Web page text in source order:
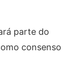
parte do
consenso